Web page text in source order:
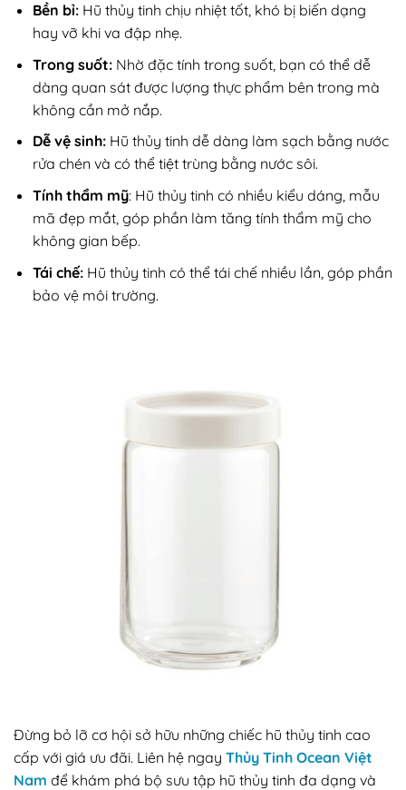
Bền bỉ:Hũ thủy tinh chịu nhiệt tốt, khó bị biến dạng
hay vỡ khi va đập nhẹ.
Trong suốt:Nhờ đặc tính trong suốt, bạn có thể dễ
dàng quan sát được lượng thực phẩm bên trong mà
không cần mở nắp.
Dễ vệ sinh:Hũ thủy tinh dễ dàng làm sạch bằng nước
rửa chén và có thể tiệt trùng bằng nước sôi.
Tính thẩm mỹ: Hũ thủy tinh có nhiều kiểu dáng, mẫu
mã đẹp mắt, góp phần làm tăng tính thẩm mỹ cho
không gian bếp.
Tái chế:Hũ thủy tinh có thể tái chế nhiều lần, góp phần
bảo vệ môi trường.
Đừng bỏ lỡ cơ hội sở hữu những chiếc hũ thủy tinh cao
cấp với giá ưu đãi. Liên hệ ngay Thủy Tinh Ocean Việt
Nam để khám phá bộ sưu tập hũ thủy tinh đa dạng và